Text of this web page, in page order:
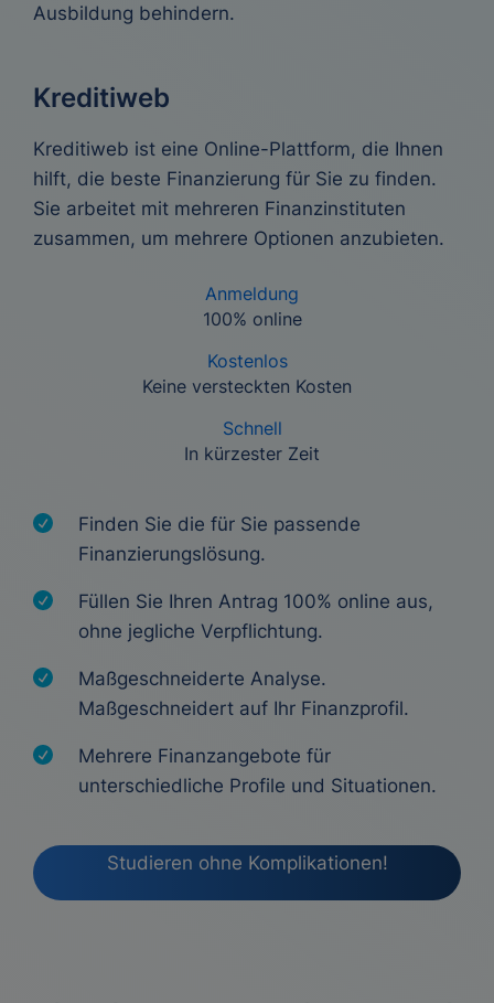
Ausbildung behindern.
Kreditiweb
Kreditiweb ist eine Online-Plattform, die Ihnen
hilft, die beste Finanzierung für Sie zu finden.
Sie arbeitet mit mehreren Finanzinstituten
zusammen, um mehrere Optionen anzubieten.
Anmeldung
100% online
Kostenlos
Keine versteckten Kosten
Schnell
In kürzester Zeit
Finden Sie die für Sie passende
Finanzierungslösung.
Füllen Sie Ihren Antrag 100% online aus,
ohne jegliche Verpflichtung.
Maßgeschneiderte Analyse.
Maßgeschneidert auf Ihr Finanzprofil.
Mehrere Finanzangebote für
unterschiedliche Profile und Situationen.
Studieren ohne Komplikationen!